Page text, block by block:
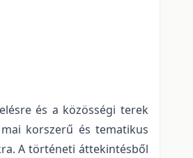
és a közösségi terek
korszerű és tematikus
A történeti áttekintésből